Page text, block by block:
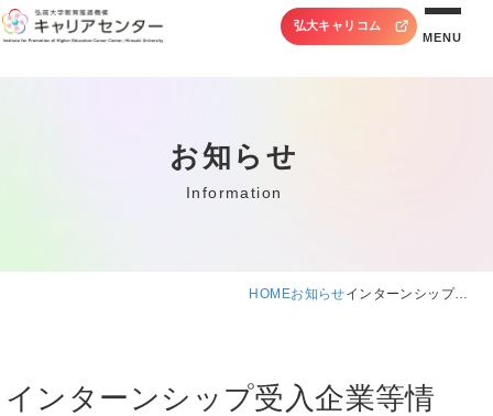
弘大キャリコム
MENU
お知らせ
Information
HOMEお知らせインターンシップ…
インターンシップ受入企業等情